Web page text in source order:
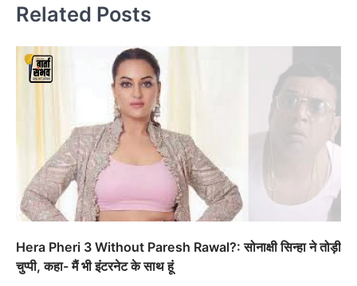
Related Posts
Hera Pheri 3 Without Paresh Rawal?: सोनाक्षी सिन्हा ने तोड़ी
चुप्पी, कहा- मैं भी इंटरनेट के साथ हूं